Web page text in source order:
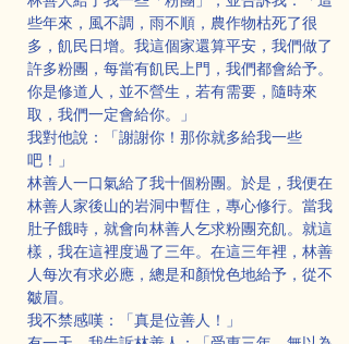
些年來，風不調，雨不順，農作物枯死了很
多，飢民日增。我這個家還算平安，我們做了
許多粉團，每當有飢民上門，我們都會給予。
你是修道人，並不營生，若有需要，隨時來
取，我們一定會給你。」
我對他說：「謝謝你！那你就多給我一些
吧！」
林善人一口氣給了我十個粉團。於是，我便在
林善人家後山的岩洞中暫住，專心修行。當我
肚子餓時，就會向林善人乞求粉團充飢。就這
樣，我在這裡度過了三年。在這三年裡，林善
人每次有求必應，總是和顏悅色地給予，從不
皺眉。
我不禁感嘆：「真是位善人！」